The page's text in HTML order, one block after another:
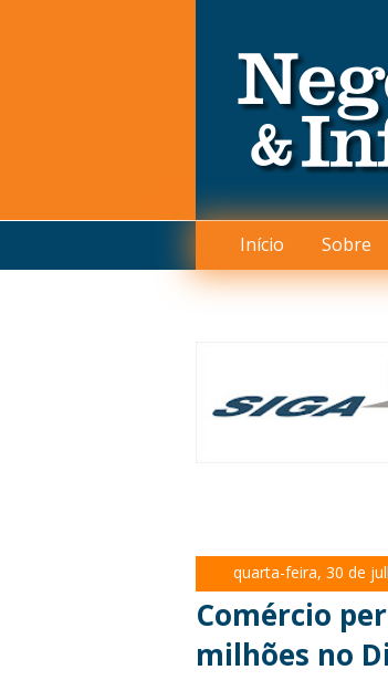
Início Sobre
quarta-feira, 30 de
Comércio
milhões no